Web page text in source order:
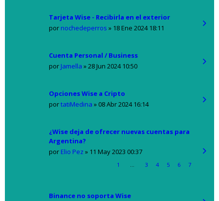
Tarjeta Wise - Recibirla en el exterior
por nochedeperros » 18 Ene 2024 18:11
Cuenta Personal / Business
por Jamella »28 Jun 2024 10:50
Opciones Wise a Cripto
portatiMedina » 08 Abr 2024 16:14
¿Wise deja de ofrecer nuevas cuentas para
Argentina?
por Elio Pez » 11 May 2023 00:37
1 3 4 5 6 7
Binance no soporta Wise